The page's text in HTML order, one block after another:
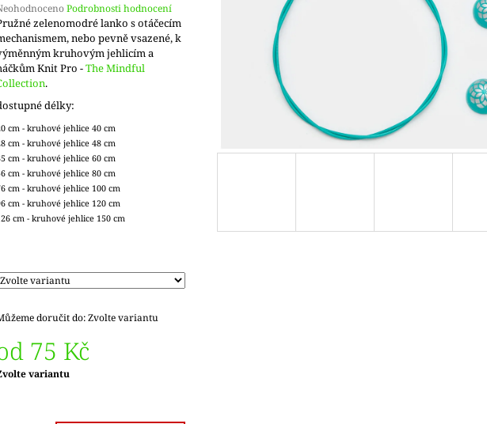
Podrobnosti hodnocení
zelenomodré lanko s otáčecím
nebo pevně vsazené, k
kruhovým jehlicím a
Knit Pro -The Mindful
.
délky:
cm - kruhové jehlice 40 cm
cm - kruhové jehlice 48 cm
cm - kruhové jehlice 60 cm
cm - kruhové jehlice 80 cm
cm - kruhové jehlice 100 cm
cm - kruhové jehlice 120 cm
cm - kruhové jehlice 150 cm
doručit do:Zvolte variantu
75 Kč
variantu